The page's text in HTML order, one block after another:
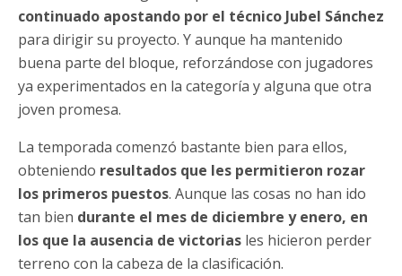
continuado apostando por el técnico Jubel Sánchez
para dirigir su proyecto. Y aunque ha mantenido
buena parte del bloque, reforzándose con jugadores
ya experimentados en la categoría y alguna que otra
joven promesa.
La temporada comenzó bastante bien para ellos,
obteniendo resultados que les permitieron rozar
los primeros puestos. Aunque las cosas no han ido
tan bien durante el mes de diciembre y enero, en
los que la ausencia de victorias les hicieron perder
terreno con la cabeza de la clasificación.